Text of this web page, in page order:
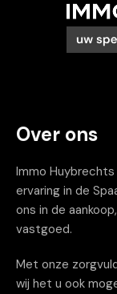
Over ons
Immo
ervaring in de
ons in de
vastgoed.
Met onze
wij het u ook